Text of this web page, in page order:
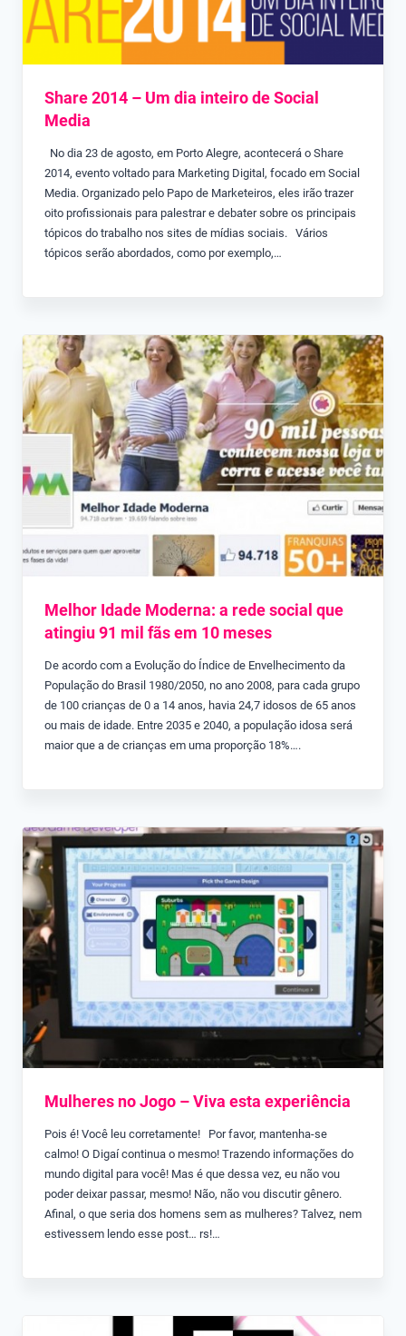
Share 2014 – Um dia inteiro de Social
Media
No dia 23 de agosto, em Porto Alegre, acontecerá o Share
2014, evento voltado para Marketing Digital, focado em Social
Media. Organizado pelo Papo de Marketeiros, eles irão trazer
oito profissionais para palestrar e debater sobre os principais
tópicos do trabalho nos sites de mídias sociais. Vários
tópicos serão abordados, como por exemplo,…
Melhor Idade Moderna: a rede social que
atingiu 91 mil fãs em 10 meses
De acordo com a Evolução do Índice de Envelhecimento da
População do Brasil 1980/2050, no ano 2008, para cada grupo
de 100 crianças de 0 a 14 anos, havia 24,7 idosos de 65 anos
ou mais de idade. Entre 2035 e 2040, a população idosa será
maior que a de crianças em uma proporção 18%….
Mulheres no Jogo – Viva esta experiência
Pois é! Você leu corretamente! Por favor, mantenha-se
calmo! O Digaí continua o mesmo! Trazendo informações do
mundo digital para você! Mas é que dessa vez, eu não vou
poder deixar passar, mesmo! Não, não vou discutir gênero.
Afinal, o que seria dos homens sem as mulheres? Talvez, nem
estivessem lendo esse post… rs!…